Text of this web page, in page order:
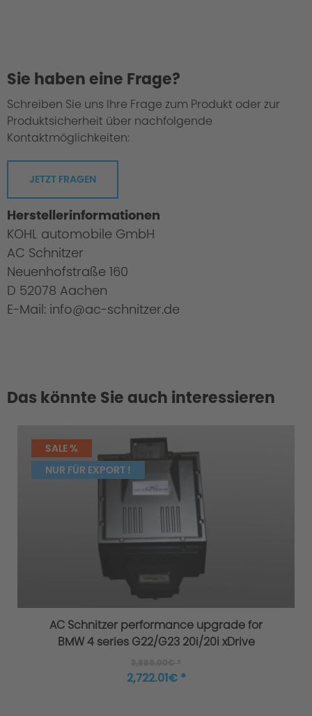
Increased Safety
AC Schnitzer Exhaust System - Four
Criteria of Development
1. Sound Engineering
Sie haben eine Frage?
Schreiben Sie uns Ihre Frage zum Produkt oder zur
Produktsicherheit über nachfolgende
Kontaktmöglichkeiten:
JETZT FRAGEN
Herstellerinformationen
KOHL automobile GmbH
AC Schnitzer
Neuenhofstraße 160
D 52078 Aachen
E-Mail: info@ac-schnitzer.de
Das könnte Sie auch interessieren
SALE %
NUR FÜR EXPORT !
AC Schnitzer performance upgrade for
BMW 4 series G22/G23 20i/20i xDrive
2,722.01€ *